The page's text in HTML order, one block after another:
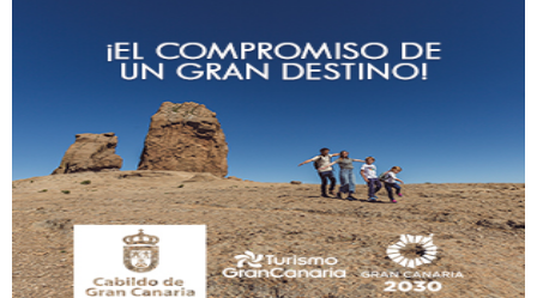
Gato manso encontrado
Este gato macho ha aparecido en la calle hace menos de un mes, es muy
manso y extremadamente cari...
Leales.org » Gran Canaria | 9.7.2025